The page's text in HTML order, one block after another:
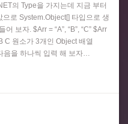
의 Type을 가지는데 지금 부터
로 System.Object[] 타입으로 생
보자. $Arr = “A”, “B”, “C” $Arr
C 원소가 3개인 Object 배열
음을 하나씩 입력 해 보자…